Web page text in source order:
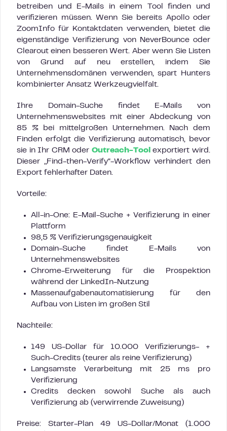
betreiben und E-Mails in einem Tool finden und
verifizieren müssen. Wenn Sie bereits Apollo oder
ZoomInfo für Kontaktdaten verwenden, bietet die
eigenständige Verifizierung von NeverBounce oder
Clearout einen besseren Wert. Aber wenn Sie Listen
von Grund auf neu erstellen, indem Sie
Unternehmensdomänen verwenden, spart Hunters
kombinierter Ansatz Werkzeugvielfalt.
Ihre Domain-Suche findet E-Mails von
Unternehmenswebsites mit einer Abdeckung von
85 % bei mittelgroßen Unternehmen. Nach dem
Finden erfolgt die Verifizierung automatisch, bevor
sie in Ihr CRM oder Outreach-Tool exportiert wird.
Dieser „Find-then-Verify“-Workflow verhindert den
Export fehlerhafter Daten.
Vorteile:
All-in-One: E-Mail-Suche + Verifizierung in einer
Plattform
98,5 % Verifizierungsgenauigkeit
Domain-Suche findet E-Mails von
Unternehmenswebsites
Chrome-Erweiterung für die Prospektion
während der LinkedIn-Nutzung
Massenaufgabenautomatisierung für den
Aufbau von Listen im großen Stil
Nachteile:
149 US-Dollar für 10.000 Verifizierungs- +
Such-Credits (teurer als reine Verifizierung)
Langsamste Verarbeitung mit 25 ms pro
Verifizierung
Credits decken sowohl Suche als auch
Verifizierung ab (verwirrende Zuweisung)
Preise: Starter-Plan 49 US-Dollar/Monat (1.000